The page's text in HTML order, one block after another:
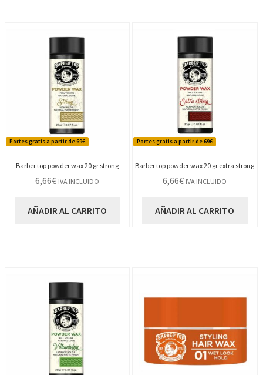
Portes gratis a partir de 69€
Barber top powder wax 20 gr strong
6,66€ IVA INCLUIDO
AÑADIR AL CARRITO
Portes gratis a partir de 69€
Barber top powder wax 20 gr extra strong
6,66€ IVA INCLUIDO
AÑADIR AL CARRITO